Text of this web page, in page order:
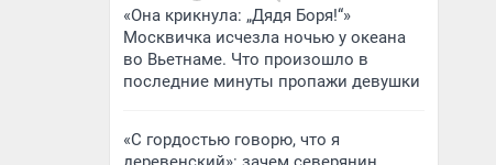
«Она крикнула: „Дядя Боря!“»
Москвичка исчезла ночью у океана
во Вьетнаме. Что произошло в
последние минуты пропажи девушки
«С гордостью говорю, что я